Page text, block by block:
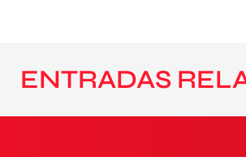
ENTRADAS